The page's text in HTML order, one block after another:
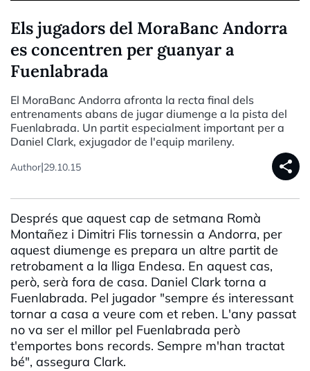
Els jugadors del MoraBanc Andorra
es concentren per guanyar a
Fuenlabrada
El MoraBanc Andorra afronta la recta final dels
entrenaments abans de jugar diumenge a la pista del
Fuenlabrada. Un partit especialment important per a
Daniel Clark, exjugador de l'equip marileny.
Author|29.10.15 share
Després que aquest cap de setmana Romà
Montañez i Dimitri Flis tornessin a Andorra, per
aquest diumenge es prepara un altre partit de
retrobament a la lliga Endesa. En aquest cas,
però, serà fora de casa. Daniel Clark torna a
Fuenlabrada. Pel jugador "sempre és interessant
tornar a casa a veure com et reben. L'any passat
no va ser el millor pel Fuenlabrada però
t'emportes bons records. Sempre m'han tractat
bé", assegura Clark.